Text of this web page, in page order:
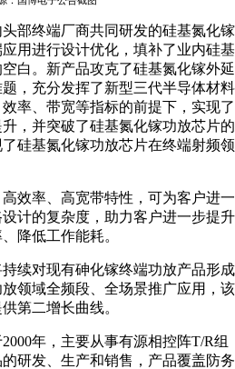
部终端厂商共同研发的硅基氮化镓
用进行设计优化，填补了业内硅基
白。新产品攻克了硅基氮化镓外延
，充分发挥了新型三代半导体材料
率、带宽等指标的前提下，实现了
，并突破了硅基氮化镓功放芯片的
硅基氮化镓功放芯片在终端射频领
效率、高宽带特性，可为客户进一
计的复杂度，助力客户进一步提升
降低工作能耗。
续对现有砷化镓终端功放产品形成
领域全频段、全场景推广应用，该
第二增长曲线。
年，主要从事有源相控阵T/R组
研发、生产和销售，产品覆盖防务